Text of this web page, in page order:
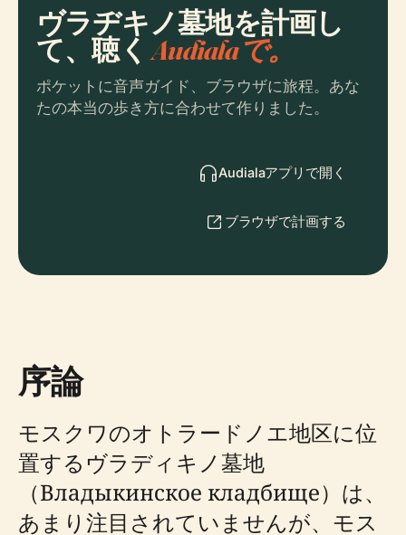
ヴラヂキノ墓地を計画し
て、聴くAudialaで。
ポケットに音声ガイド、ブラウザに旅程。あな
たの本当の歩き方に合わせて作りました。
Audialaアプリで開く
ブラウザで計画する
序論
モスクワのオトラードノエ地区に位
置するヴラディキノ墓地
（Владыкинское кладбище）は、
あまり注目されていませんが、モス